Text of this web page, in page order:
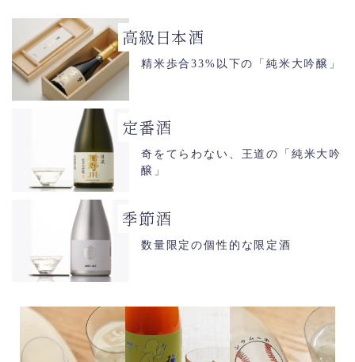
高級日本酒
精米歩合33%以下の「純米大吟醸」
定番酒
奇をてらわない、王道の「純米大吟
醸」
季節酒
数量限定の個性的な限定酒